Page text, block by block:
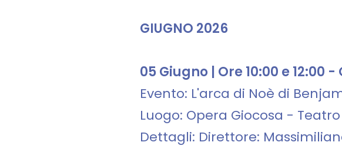
GIUGNO 2026
05 Giugno | Ore 10:00 e 12:00
Evento: L'arca di Noè di
Luogo: Opera Giocosa -
Dettagli: Direttore: